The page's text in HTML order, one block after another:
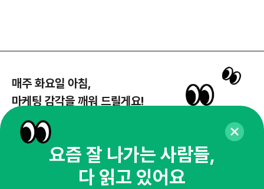
매주 화요일 아침,
마케팅 감각을 깨워 드릴게요!
뉴스레터 구독하기
요즘 잘 나가는 사람들,
다 읽고 있어요